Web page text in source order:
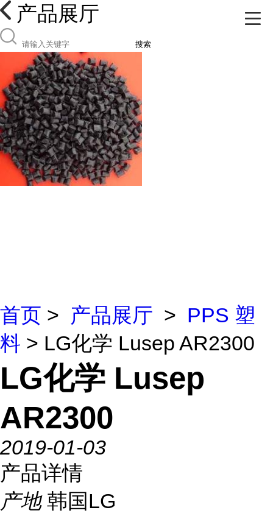
产品展厅
搜索
首页 > 产品展厅 > PPS 塑
料 > LG化学 Lusep AR2300
LG化学 Lusep
AR2300
2019-01-03
产品详情
产地 韩国LG